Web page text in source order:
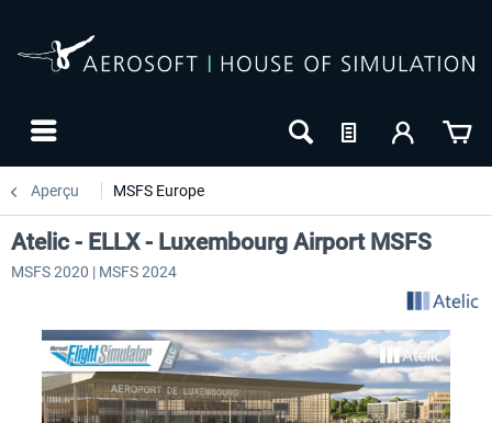
Aperçu MSFS Europe
Atelic - ELLX - Luxembourg Airport MSFS
MSFS 2020 | MSFS 2024